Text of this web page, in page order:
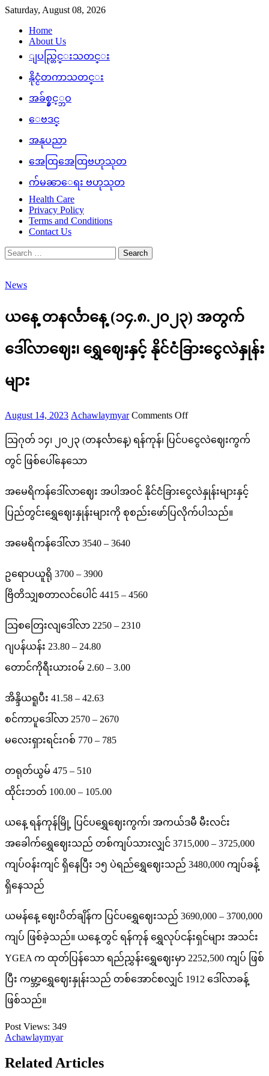
Skip
content
Saturday, August 08, 2026
Home
About Us
ျပည္တြင္းသတင္း
နိုင္ငံတကာသတင္း
အခ်စ္နွင့္ဘဝ
ေဗဒင္
အနုပညာ
အေထြအေထြဗဟုသုတ
က်မၼာေရး ဗဟုသုတ
Health Care
Privacy Policy
Terms and Conditions
Contact Us
Search
for:
News
ယနေ့ တနင်္လာနေ့ (၁၄.၈.၂၀၂၃) အတွက်
ဒေါ်လာဈေး၊ ရွှေဈေးနှင့် နိုင်ငံခြားငွေလဲနှုန်း
များ
Posted
August 14, 2023 Author
Achawlaymyar Comments Offon
တနင်္လာနေ့
အတွက်
ဒေါ်လာ
သြဂုတ် ၁၄၊ ၂၀၂၃ (တနင်္လာနေ့) ရန်ကုန်၊ ပြင်ပငွေလဲဈေးကွက်
တွင် ဖြစ်ပေါ်နေသော
အမေရိကန်ဒေါ်လာဈေး အပါအဝင် နိုင်ငံခြားငွေလဲနှုန်းများနှင့်
ပြည်တွင်းရွှေဈေးနှုန်းများကို စုစည်းဖော်ပြလိုက်ပါသည်။
အမေရိကန်ဒေါ်လာ 3540 – 3640
ဥရောပယူရို 3700 – 3900
ဗြိတိသျှစတာလင်ပေါင် 4415 – 4560
သြစတြေးလျဒေါ်လာ 2250 – 2310
ဂျပန်ယန်း 23.80 – 24.80
တောင်ကိုရီးယားဝမ် 2.60 – 3.00
အိန္ဒိယရူပီး 41.58 – 42.63
စင်ကာပူဒေါ်လာ 2570 – 2670
မလေးရှားရင်းဂစ် 770 – 785
တရုတ်ယွမ် 475 – 510
ထိုင်းဘတ် 100.00 – 105.00
ယနေ့ ရန်ကုန်မြို့ ပြင်ပရွှေဈေးကွက်၊ အကယ်ဒမီ မီးလင်း
အခေါက်ရွှေဈေးသည် တစ်ကျပ်သားလျှင် 3715,000 – 3725,000
ကျပ်ဝန်းကျင် ရှိနေပြီး ၁၅ ပဲရည်ရွှေဈေးသည် 3480,000 ကျပ်ခန့်
ရှိနေသည်
ယမန်နေ့ ဈေးပိတ်ချိန်က ပြင်ပရွှေဈေးသည် 3690,000 – 3700,000
ကျပ် ဖြစ်ခဲ့သည်။ ယနေ့တွင် ရန်ကုန် ရွှေလုပ်ငန်းရှင်များ အသင်း
YGEA က ထုတ်ပြန်သော ရည်ညွှန်းရွှေဈေးမှာ 2252,500 ကျပ် ဖြစ်
ပြီး ကမ္ဘာ့ရွှေဈေးနှုန်းသည် တစ်အောင်စလျှင် 1912 ဒေါ်လာခန့်
ဖြစ်သည်။
Post Views: 349
Achawlaymyar
Related Articles